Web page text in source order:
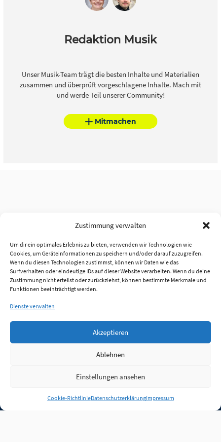
Zustimmung verwalten
Um dir ein optimales Erlebnis zu bieten, verwenden wir Technologien wie
Cookies, um Geräteinformationen zu speichern und/oder darauf zuzugreifen.
Wenn du diesen Technologien zustimmst, können wir Daten wie das
Surfverhalten oder eindeutige IDs auf dieser Website verarbeiten. Wenn du deine
Zustimmung nicht erteilst oder zurückziehst, können bestimmte Merkmale und
Funktionen beeinträchtigt werden.
Dienste verwalten
Akzeptieren
Ablehnen
Einstellungen ansehen
Cookie-RichtlinieDatenschutzerklärungImpressum
Redaktion Musik
Unser Musik-Team trägt die besten Inhalte und Materialien
zusammen und überprüft vorgeschlagene Inhalte. Mach mit
und werde Teil unserer Community!
Mitmachen
Anmelden
Jobs Partner FAQ Quellen